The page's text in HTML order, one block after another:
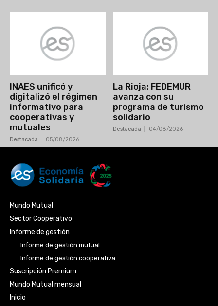
INAES unificó y
digitalizó el régimen
informativo para
cooperativas y
mutuales
Destacada 05/08/2026
La Rioja: FEDEMUR
avanza con su
programa de turismo
solidario
Destacada 04/08/2026
Mundo Mutual
Sector Cooperativo
Informe de gestión
Informe de gestión mutual
Informe de gestión cooperativa
Suscripción Premium
Mundo Mutual mensual
Inicio